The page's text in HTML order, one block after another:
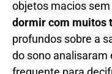
objetos macios
dormir com muitos
profundos sobre a
do sono